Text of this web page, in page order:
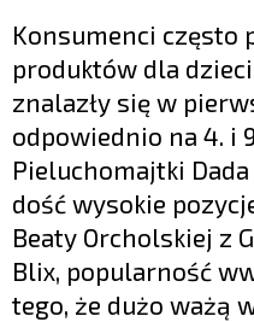
Konsumenci często
produktów dla
znalazły się w
odpowiednio na 4. i
Pieluchomajtki
dość wysokie
Beaty Orcholskiej z
Blix, popularność
tego, że dużo ważą